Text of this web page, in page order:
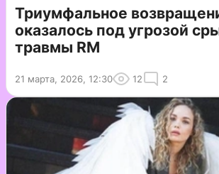
Триумфальное
оказалось под угрозой
травмы RM
21 марта, 2026, 12:30 12 2